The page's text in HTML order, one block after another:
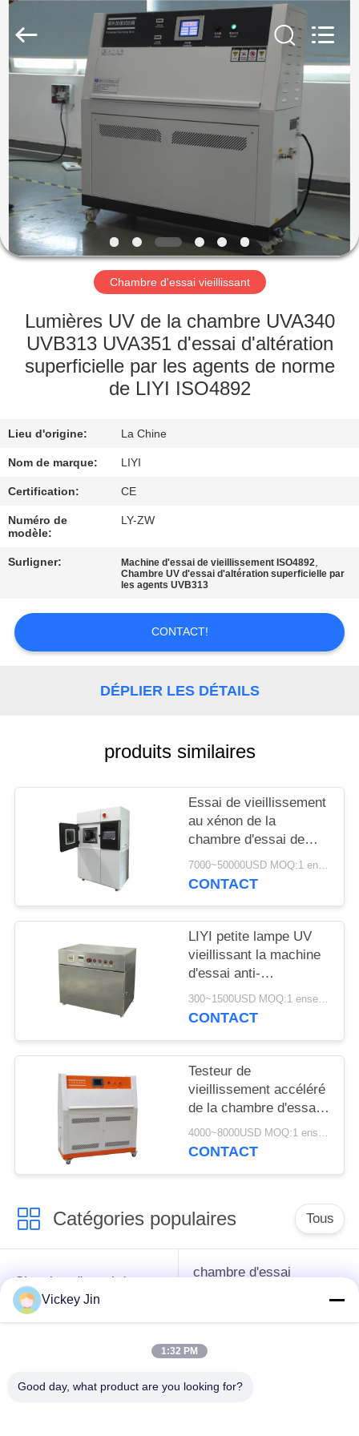
MAISON
PRODUITS
AU
SUJET
DE
NOUS
VISITE
D'USINE
CONTRÔLE
QUALITÉ
CONTACTEZ-
NOUS
DEMANDEZ
CITATION
Technology
Rights
Reserved.
Chambre d'essai vieillissant
Lumières UV de la chambre UVA340
UVB313 UVA351 d'essai d'altération
superficielle par les agents de norme
de LIYI ISO4892
Lieu d'origine: La Chine
Nom de marque: LIYI
Certification: CE
Numéro de
modèle:
LY-ZW
Surligner: Machine d'essai de vieillissement ISO4892,
Chambre UV d'essai d'altération superficielle par
les agents UVB313
CONTACT!
DÉPLIER LES DÉTAILS
produits similaires
Essai de vieillissement
au xénon de la
chambre d'essai de
vieillissement du
simulateur solaire de
7000~50000USD MOQ:1 ensemble
CONTACT
LIYI petite lampe UV
vieillissant la machine
d'essai anti-
rayonnement anti-
jaunissement
300~1500USD MOQ:1 ensemble
CONTACT
Testeur de
vieillissement accéléré
de la chambre d'essai
de vieillissement en
acier inoxydable LIYI
4000~8000USD MOQ:1 ensemble
CONTACT
Catégories populaires Tous
Chambre d'essai de
climat
chambre d'essai
Vickey Jin
1:32 PM
Good day, what product are you looking for?